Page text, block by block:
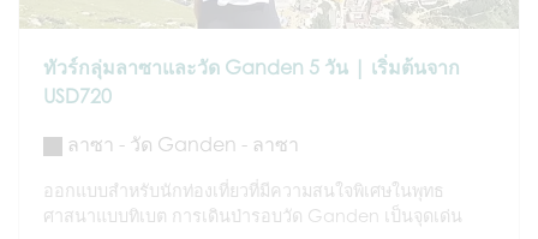
ทัวร์กลุ่มลาซาและวัด Ganden 5 วัน | เริ่มต้นจาก
USD720
ลาซา - วัด Ganden - ลาซา
ออกแบบสำหรับนักท่องเที่ยวที่มีความสนใจพิเศษในพุทธ
ศาสนาแบบทิเบต การเดินป่ารอบวัด Ganden เป็นจุดเด่น